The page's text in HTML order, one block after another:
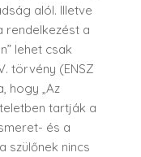
alól. Illetve
rendelkezést a
lehet csak
törvény (ENSZ
hogy „Az
tartják a
és a
szülőnek nincs